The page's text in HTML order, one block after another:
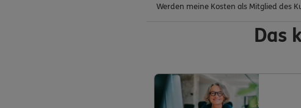
Werden meine Kosten als Mitglied des
Das